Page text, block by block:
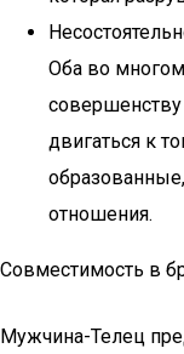
Оба во
совершенству
двигаться к
отношения.
Совместимость в
Мужчина-Телец